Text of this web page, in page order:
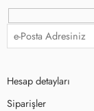
Hesap detayları
Siparişler